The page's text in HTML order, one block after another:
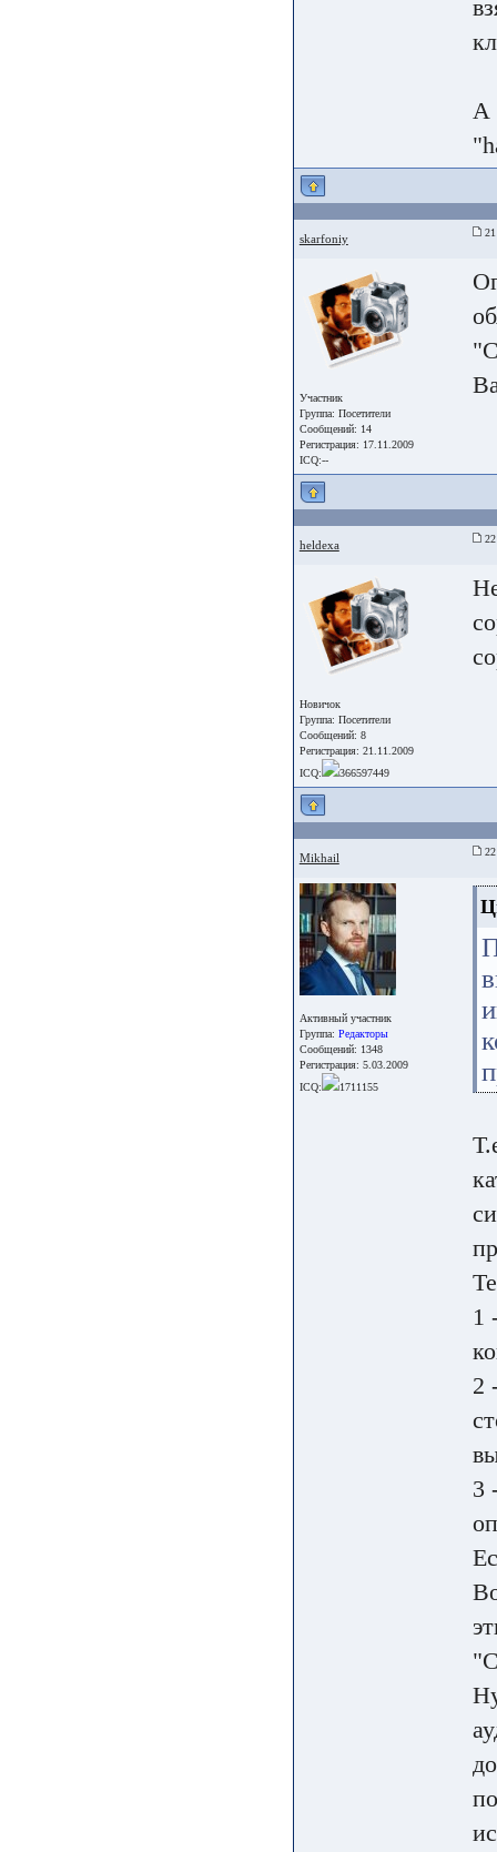
А
skarfoniy 21
Участник
Группа: Посетители
Сообщений: 14
Регистрация: 17.11.2009
ICQ:--
heldexa 22
Новичок
Группа: Посетители
Сообщений: 8
Регистрация: 21.11.2009
ICQ:
366597449
Mikhail 22
Активный участник
Группа: Редакторы
Сообщений: 1348
Регистрация: 5.03.2009
ICQ:
1711155
1
2
3